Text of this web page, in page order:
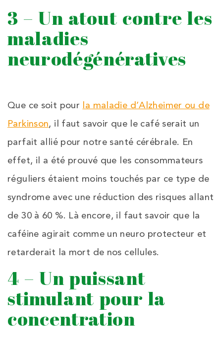
3 – Un atout contre les
maladies
neurodégénératives
Que ce soit pour la maladie d’Alzheimer ou de
Parkinson, il faut savoir que le café serait un
parfait allié pour notre santé cérébrale. En
effet, il a été prouvé que les consommateurs
réguliers étaient moins touchés par ce type de
syndrome avec une réduction des risques allant
de 30 à 60 %. Là encore, il faut savoir que la
caféine agirait comme un neuro protecteur et
retarderait la mort de nos cellules.
4 – Un puissant
stimulant pour la
concentration